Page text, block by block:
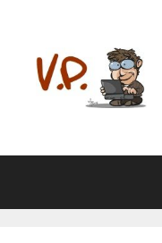
contenuto